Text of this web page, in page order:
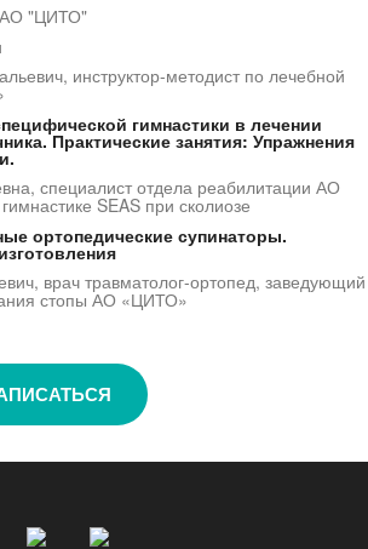
АО "ЦИТО"
инструктор-методист по лечебной
гимнастики в лечении
Практические занятия: Упражнения
специалист отдела реабилитации АО
SEAS при сколиозе
ортопедические супинаторы.
врач травматолог-ортопед, заведующий
стопы АО «ЦИТО»